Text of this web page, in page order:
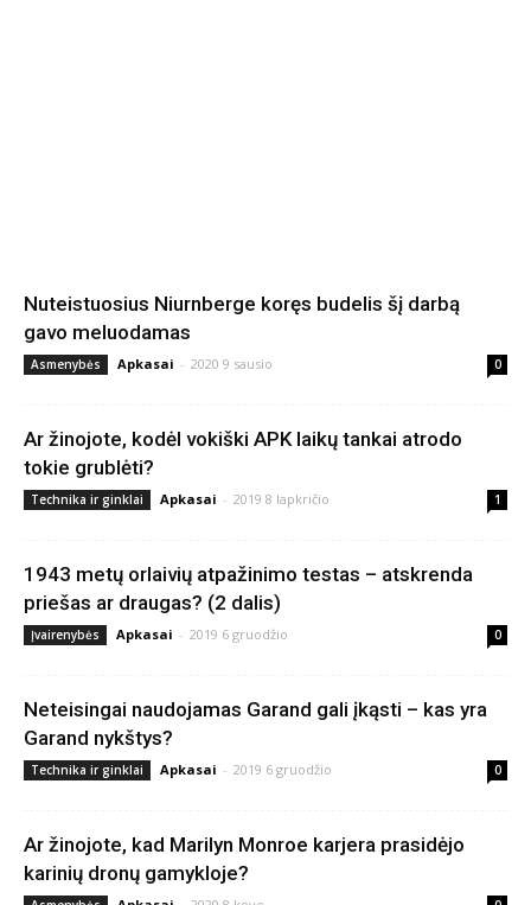
Nuteistuosius Niurnberge koręs budelis šį darbą
gavo meluodamas
Asmenybės Apkasai - 2020 9 sausio 0
Ar žinojote, kodėl vokiški APK laikų tankai atrodo
tokie grublėti?
Technika ir ginklai Apkasai - 2019 8 lapkričio 1
1943 metų orlaivių atpažinimo testas – atskrenda
priešas ar draugas? (2 dalis)
Įvairenybės Apkasai - 2019 6 gruodžio 0
Neteisingai naudojamas Garand gali įkąsti – kas yra
Garand nykštys?
Technika ir ginklai Apkasai - 2019 6 gruodžio 0
Ar žinojote, kad Marilyn Monroe karjera prasidėjo
karinių dronų gamykloje?